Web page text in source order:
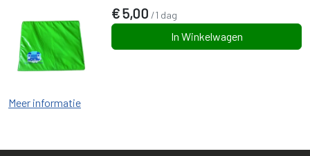
€5,00 /1 dag
In Winkelwagen
Meer informatie